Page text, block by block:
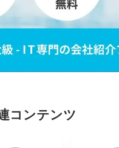
コンテンツ